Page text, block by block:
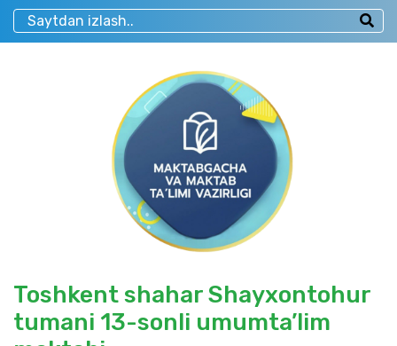
Toshkent shahar Shayxontohur
tumani 13-sonli umumta’lim